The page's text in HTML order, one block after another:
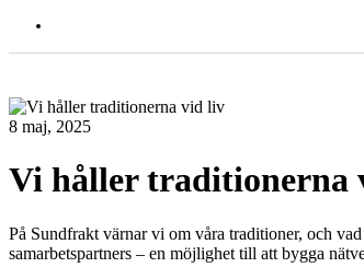
8 maj, 2025
Vi håller traditionerna
På Sundfrakt värnar vi om våra traditioner, och
samarbetspartners – en möjlighet till att bygga